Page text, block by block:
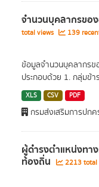
จำนวนบุคลากรขอ
total views
139
ข้อมูลจำนวนบุคลากร
ประกอบด้วย 1. กลุ่มข้
XLS CSV PDF
กรมส่งเสริมการปก
ผู้ดำรงตำแหน่งทา
ท้องถิ่น 2213 total